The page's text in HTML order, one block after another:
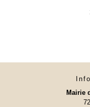
Mairie